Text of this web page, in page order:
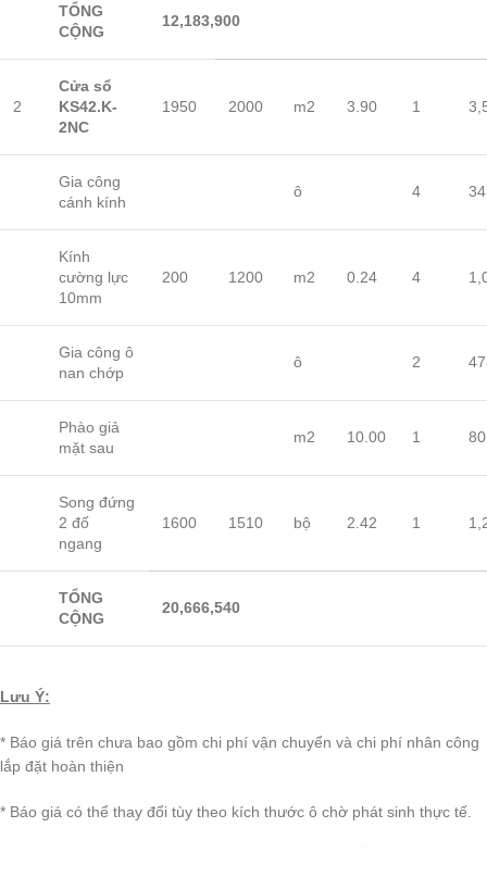
TỔNG
CỘNG
12,183,900
2
Cửa sổ
KS42.K-
2NC
1950 2000 m2 3.90 1
Gia công
cánh kính
ô 4
Kính
cường lực
10mm
200 1200 m2 0.24 4
Gia công ô
nan chớp
ô 2
Phào giả
mặt sau
m2 10.00 1
Song đứng
2 đố
ngang
1600 1510 bộ 2.42 1
TỔNG
CỘNG
20,666,540
Lưu Ý:
* Báo giá trên chưa bao gồm chi phí vận chuyển và chi phí nhân công
lắp đặt hoàn thiện
* Báo giá có thể thay đổi tùy theo kích thước ô chờ phát sinh thực tế.